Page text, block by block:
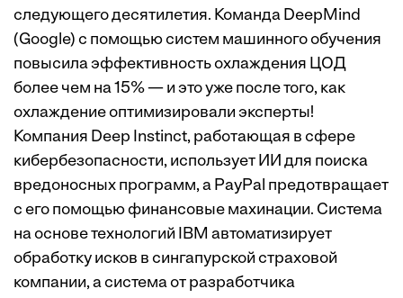
следующего десятилетия. Команда DeepMind
(Google) с помощью систем машинного обучения
повысила эффективность охлаждения ЦОД
более чем на 15% — и это уже после того, как
охлаждение оптимизировали эксперты!
Компания Deep Instinct, работающая в сфере
кибербезопасности, использует ИИ для поиска
вредоносных программ, а PayPal предотвращает
с его помощью финансовые махинации. Система
на основе технологий IBM автоматизирует
обработку исков в сингапурской страховой
компании, а система от разработчика